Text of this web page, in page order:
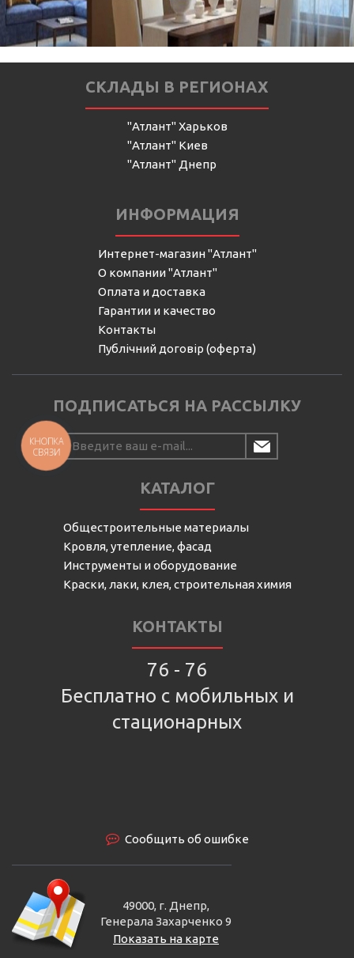
СКЛАДЫ В РЕГИОНАХ
"Атлант" Харьков
"Атлант" Киев
"Атлант" Днепр
ИНФОРМАЦИЯ
Интернет-магазин "Атлант"
О компании "Атлант"
Оплата и доставка
Гарантии и качество
Контакты
Публічний договір (оферта)
ПОДПИСАТЬСЯ НА РАССЫЛКУ
КАТАЛОГ
Общестроительные материалы
Кровля, утепление, фасад
Инструменты и оборудование
Краски, лаки, клея, строительная химия
КОНТАКТЫ
76 - 76
Бесплатно с мобильных и
стационарных
Сообщить об ошибке
49000, г. Днепр,
Генерала Захарченко 9
Показать на карте
КНОПКА
СВЯЗИ